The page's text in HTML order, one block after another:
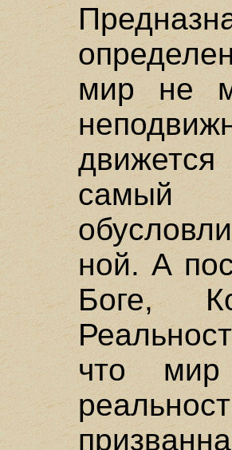
мир не
самый
ной. А
Боге,
что